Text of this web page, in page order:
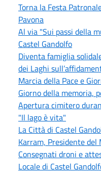
Torna la Festa
Pavona
Al via "Sui passi della
Castel Gandolfo
Diventa famiglia
dei Laghi
Marcia della Pace e
Giorno della memoria,
Apertura cimitero
"Il lago è vita"
La Città di Castel
Karram, Presidente
Consegnati droni e
Locale di Castel